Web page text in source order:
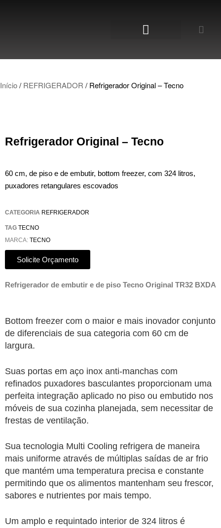
Início/REFRIGERADOR / Refrigerador Original – Tecno
Refrigerador Original – Tecno
60 cm, de piso e de embutir, bottom freezer, com 324 litros,
puxadores retangulares escovados
CATEGORIA REFRIGERADOR
TAG TECNO
MARCA: TECNO
Solicite Orçamento
Refrigerador de embutir e de piso Tecno Original TR32 BXDA
Bottom freezer com o maior e mais inovador conjunto
de diferenciais de sua categoria com 60 cm de
largura.
Suas portas em aço inox anti-manchas com
refinados puxadores basculantes proporcionam uma
perfeita integração aplicado no piso ou embutido nos
móveis de sua cozinha planejada, sem necessitar de
frestas de ventilação.
Sua tecnologia Multi Cooling refrigera de maneira
mais uniforme através de múltiplas saídas de ar frio
que mantém uma temperatura precisa e constante
permitindo que os alimentos mantenham seu frescor,
sabores e nutrientes por mais tempo.
Um amplo e requintado interior de 324 litros é